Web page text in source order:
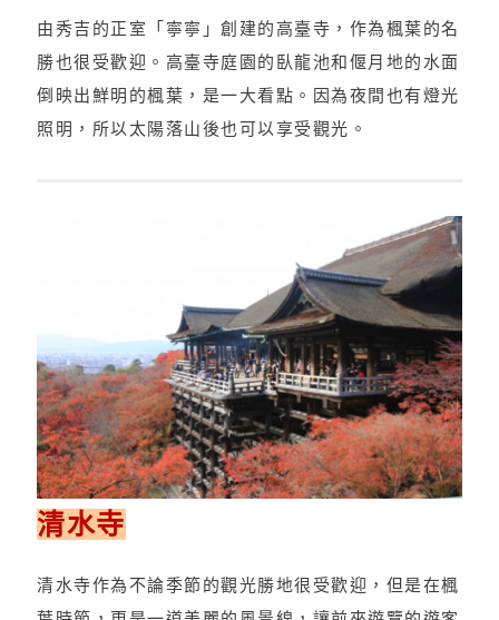
由秀吉的正室「寧寧」創建的高臺寺，作為楓葉的名
勝也很受歡迎。高臺寺庭園的臥龍池和偃月地的水面
倒映出鮮明的楓葉，是一大看點。因為夜間也有燈光
照明，所以太陽落山後也可以享受觀光。
清水寺
清水寺作為不論季節的觀光勝地很受歡迎，但是在楓